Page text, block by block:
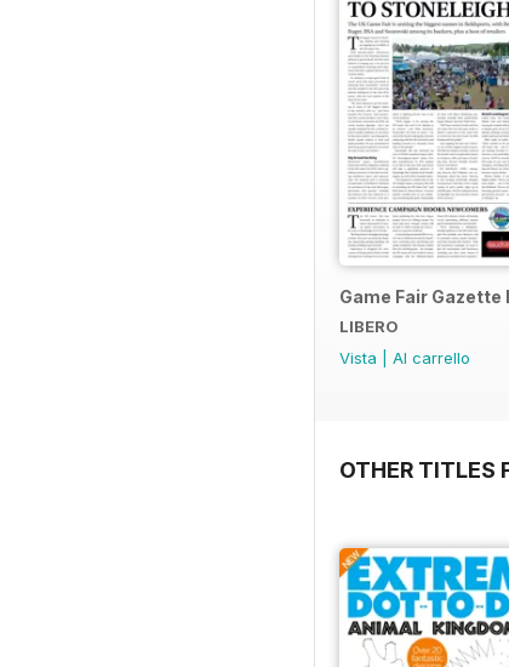
Game Fair Gazette
LIBERO
Vista
Al carrello
OTHER TITLES